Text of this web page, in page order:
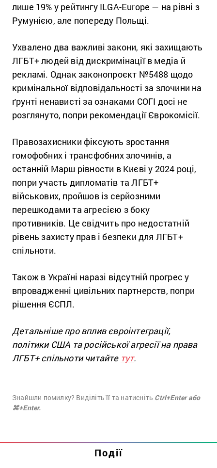
лише 19% у рейтингу ILGA-Europe — на рівні з
Румунією, але попереду Польщі.
Ухвалено два важливі закони, які захищають
ЛГБТ+ людей від дискримінації в медіа й
рекламі. Однак законопроєкт №5488 щодо
кримінальної відповідальності за злочини на
ґрунті ненависті за ознаками СОГІ досі не
розглянуто, попри рекомендації Єврокомісії.
Правозахисники фіксують зростання
гомофобних і трансфобних злочинів, а
останній Марш рівности в Києві у 2024 році,
попри участь дипломатів та ЛГБТ+
військових, пройшов із серйозними
перешкодами та агресією з боку
противників. Це свідчить про недостатній
рівень захисту прав і безпеки для ЛГБТ+
спільноти.
Також в Україні наразі відсутній прогрес у
впровадженні цивільних партнерств, попри
рішення ЄСПЛ.
Детальніше про вплив євроінтеграції,
політики США та російської агресії на права
ЛГБТ+ спільноти читайте тут.
Знайшли помилку? Виділіть її та натисніть Ctrl+Enter або
⌘+Enter.
Події